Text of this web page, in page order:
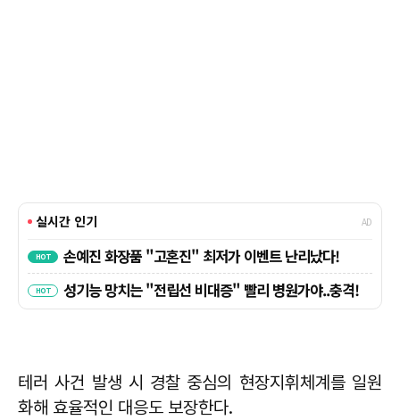
테러 사건 발생 시 경찰 중심의 현장지휘체계를 일원
화해 효율적인 대응도 보장한다.